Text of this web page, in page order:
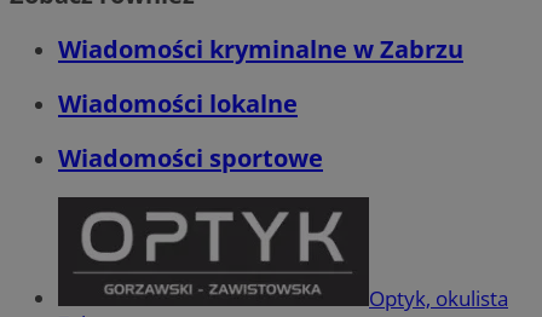
Wiadomości kryminalne w Zabrzu
Wiadomości lokalne
Wiadomości sportowe
Optyk, okulista